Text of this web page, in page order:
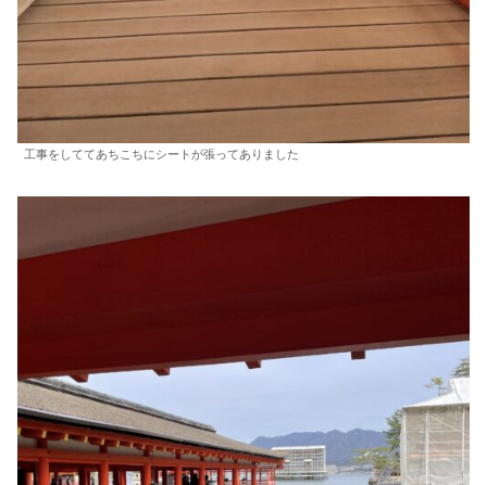
工事をしててあちこちにシートが張ってありました